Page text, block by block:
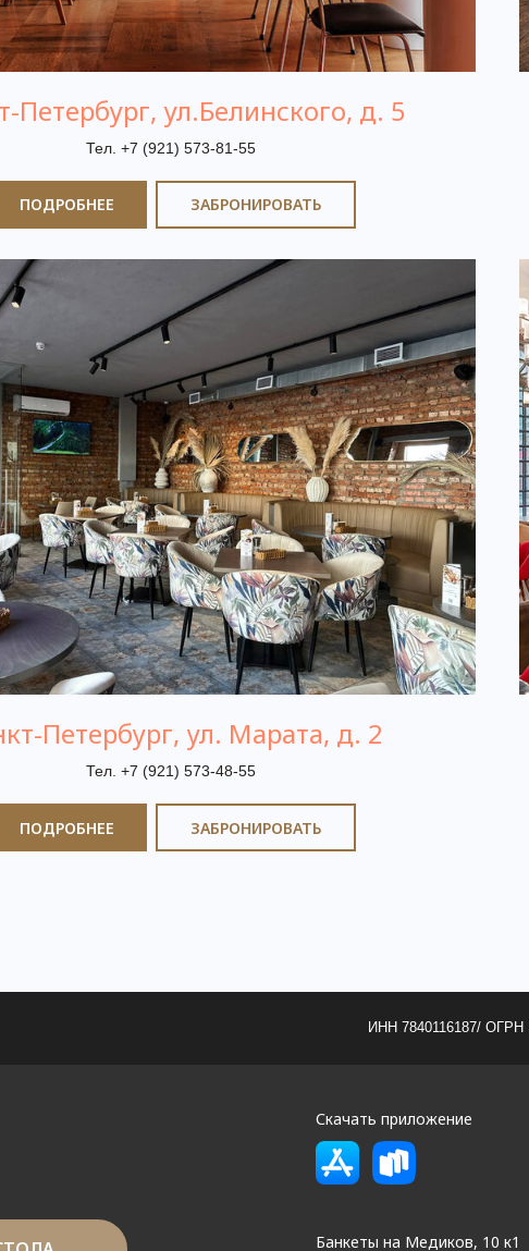
Петербург, ул.Белинского, д. 5
Тел. +7 (921) 573-81-55
ПОДРОБНЕЕ ЗАБРОНИРОВАТЬ
Петербург, ул. Марата, д. 2
Тел. +7 (921) 573-48-55
ПОДРОБНЕЕ ЗАБРОНИРОВАТЬ
ИНН 7840116187/ ОГРН 1247800106949
Скачать приложение
Банкеты на Медиков, 10 к1